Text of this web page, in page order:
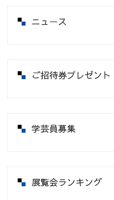
ニュース
ご招待券プレゼント
学芸員募集
展覧会ランキング